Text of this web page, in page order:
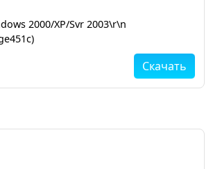
2000/XP/Svr 2003\r\n
Скачать